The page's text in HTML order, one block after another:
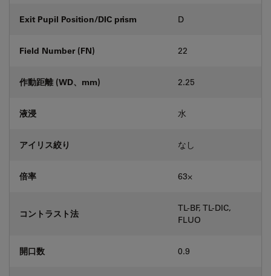
Exit Pupil Position/DIC prism D
Field Number (FN) 22
作動距離 (WD、mm) 2.25
液浸 水
アイリス絞り なし
倍率 63⨉
コントラスト法
TL-BF, TL-DIC,
FLUO
開口数 0.9